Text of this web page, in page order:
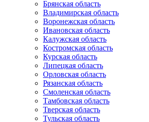
Брянская область
Владимирская область
Воронежская область
Ивановская область
Калужская область
Костромская область
Курская область
Липецкая область
Орловская область
Рязанская область
Смоленская область
Тамбовская область
Тверская область
Тульская область